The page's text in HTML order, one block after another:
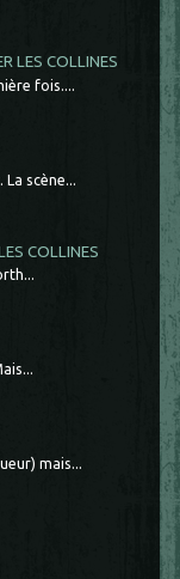
LES COLLINES
fois....
scène...
COLLINES
mais...